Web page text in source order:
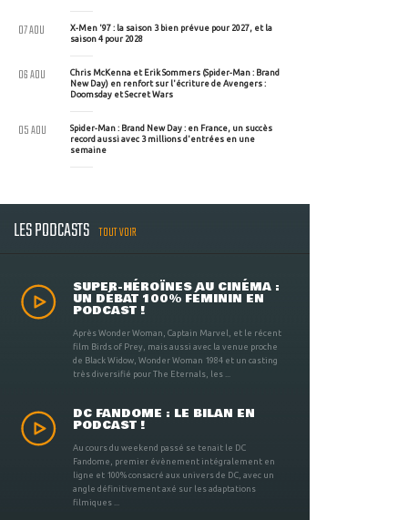
X-Men '97 : la saison 3 bien prévue pour 2027, et la
saison 4 pour 2028
07 AOU
Chris McKenna et Erik Sommers (Spider-Man : Brand
New Day) en renfort sur l'écriture de Avengers :
Doomsday et Secret Wars
06 AOU
Spider-Man : Brand New Day : en France, un succès
record aussi avec 3 millions d'entrées en une
semaine
05 AOU
LES PODCASTS TOUT VOIR
SUPER-HÉROÏNES AU CINÉMA :
UN DÉBAT 100% FÉMININ EN
PODCAST !
Après Wonder Woman, Captain Marvel, et le récent
film Birds of Prey, mais aussi avec la venue proche
de Black Widow, Wonder Woman 1984 et un casting
très diversifié pour The Eternals, les ...
DC FANDOME : LE BILAN EN
PODCAST !
Au cours du weekend passé se tenait le DC
Fandome, premier évènement intégralement en
ligne et 100% consacré aux univers de DC, avec un
angle définitivement axé sur les adaptations
filmiques ...